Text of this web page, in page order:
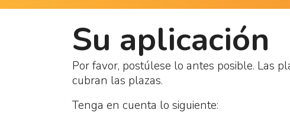
Su aplicación
Por favor, postúlese lo antes posible. Las
cubran las plazas.
Tenga en cuenta lo siguiente: